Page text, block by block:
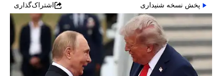
پخش نسخه شنیداری
اشتراک‌گذاری